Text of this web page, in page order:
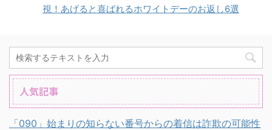
視！あげると喜ばれるホワイトデーのお返し6選
人気記事
「090」始まりの知らない番号からの着信は詐欺の可能性